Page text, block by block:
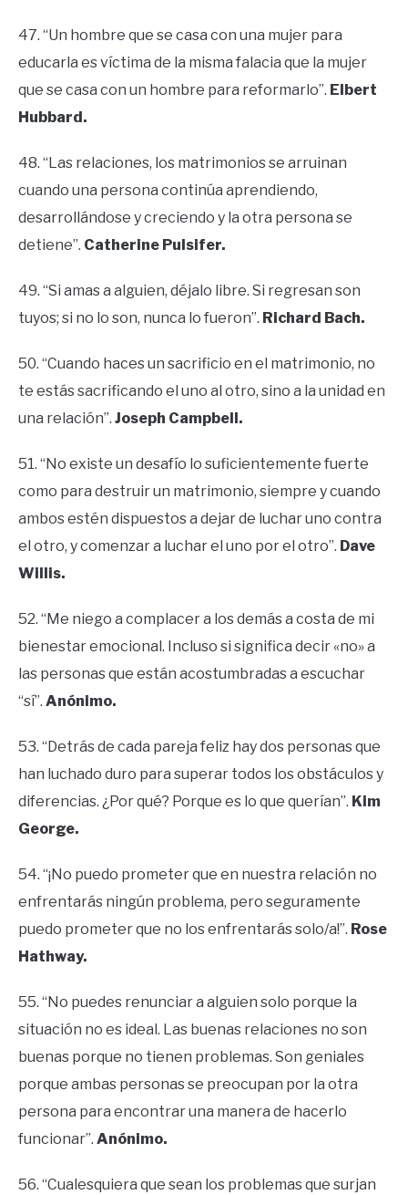
47. “Un hombre que se casa con una mujer para
educarla es víctima de la misma falacia que la mujer
que se casa con un hombre para reformarlo”. Elbert
Hubbard.
48. “Las relaciones, los matrimonios se arruinan
cuando una persona continúa aprendiendo,
desarrollándose y creciendo y la otra persona se
detiene”. Catherine Pulsifer.
49. “Si amas a alguien, déjalo libre. Si regresan son
tuyos; si no lo son, nunca lo fueron”. Richard Bach.
50. “Cuando haces un sacrificio en el matrimonio, no
te estás sacrificando el uno al otro, sino a la unidad en
una relación”. Joseph Campbell.
51. “No existe un desafío lo suficientemente fuerte
como para destruir un matrimonio, siempre y cuando
ambos estén dispuestos a dejar de luchar uno contra
el otro, y comenzar a luchar el uno por el otro”. Dave
Willis.
52. “Me niego a complacer a los demás a costa de mi
bienestar emocional. Incluso si significa decir «no» a
las personas que están acostumbradas a escuchar
“sí”. Anónimo.
53. “Detrás de cada pareja feliz hay dos personas que
han luchado duro para superar todos los obstáculos y
diferencias. ¿Por qué? Porque es lo que querían”. Kim
George.
54. “¡No puedo prometer que en nuestra relación no
enfrentarás ningún problema, pero seguramente
puedo prometer que no los enfrentarás solo/a!”. Rose
Hathway.
55. “No puedes renunciar a alguien solo porque la
situación no es ideal. Las buenas relaciones no son
buenas porque no tienen problemas. Son geniales
porque ambas personas se preocupan por la otra
persona para encontrar una manera de hacerlo
funcionar”. Anónimo.
56. “Cualesquiera que sean los problemas que surjan